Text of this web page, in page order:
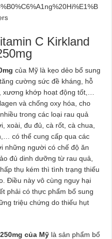
C Kirkland
của Mỹ là kẹo dẻo bổ sung
cường sức đề kháng, hỗ
khớp hoạt động tốt,…
và chống oxy hóa, cho
trong các loại rau quả
xoài, đu đủ, cà rốt, cà chua,
có thể cung cấp qua các
những người có chế độ ăn
đủ dinh dưỡng từ rau quả,
thụ kém thì tình trạng thiếu
Điều này vô cùng nguy hại
phải có thực phẩm bổ sung
triệu chứng do thiếu hụt
của Mỹ là sản phẩm bổ